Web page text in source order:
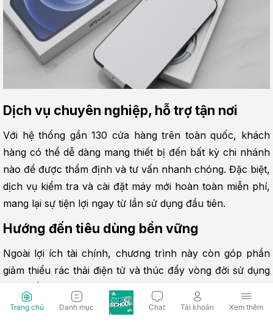
Dịch vụ chuyên nghiệp, hỗ trợ tận nơi
Với hệ thống gần 130 cửa hàng trên toàn quốc, khách
hàng có thể dễ dàng mang thiết bị đến bất kỳ chi nhánh
nào để được thẩm định và tư vấn nhanh chóng. Đặc biệt,
dịch vụ kiểm tra và cài đặt máy mới hoàn toàn miễn phí,
mang lại sự tiện lợi ngay từ lần sử dụng đầu tiên.
Hướng đến tiêu dùng bền vững
Ngoài lợi ích tài chính, chương trình này còn góp phần
giảm thiểu rác thải điện tử và thúc đẩy vòng đời sử dụng
Quy trình thu cũ đổi mới tại Hoàng Hà
Trang chủ Danh mục Chat Tài khoản Xem thêm